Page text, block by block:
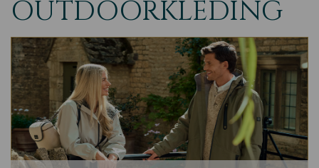
Jassen
Voeringen
Bodywarmers
Truien en vesten
Blouses en t-shirts
Rokken en Jurken
OUTDOORKLEDING